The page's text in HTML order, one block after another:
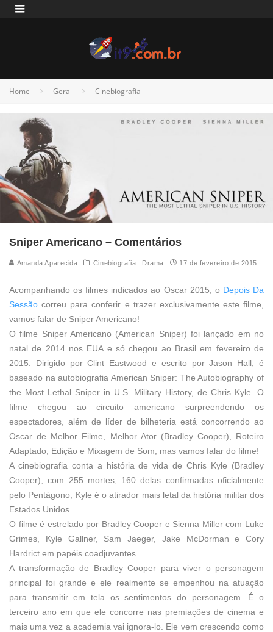
Home Geral Cinebiografia
Sniper Americano – Comentários
Amanda Aparecida Cinebiografia Drama 17 de fevereiro de 2015
Acompanhando os filmes indicados ao Oscar 2015, o Depois Da
Sessão correu para conferir e trazer exclusivamente este filme,
vamos falar de Sniper Americano!
O filme Sniper Americano (American Sniper) foi lançado em no
natal de 2014 nos EUA e só chegou ao Brasil em fevereiro de
2015. Dirigido por Clint Eastwood e escrito por Jason Hall, é
baseado na autobiografia American Sniper: The Autobiography of
the Most Lethal Sniper in U.S. Military History, de Chris Kyle. O
filme chegou ao circuito americano surpreendendo os
espectadores, além de líder de bilheteria está concorrendo ao
Oscar de Melhor Filme, Melhor Ator (Bradley Cooper), Roteiro
Adaptado, Edição e Mixagem de Som, mas vamos falar do filme!
A cinebiografia conta a história de vida de Chris Kyle (Bradley
Cooper), com 255 mortes, 160 delas confirmadas oficialmente
pelo Pentágono, Kyle é o atirador mais letal da história militar dos
Estados Unidos.
O filme é estrelado por Bradley Cooper e Sienna Miller com Luke
Grimes, Kyle Gallner, Sam Jaeger, Jake McDorman e Cory
Hardrict em papéis coadjuvantes.
A transformação de Bradley Cooper para viver o personagem
principal foi grande e ele realmente se empenhou na atuação
para transmitir em tela os sentimentos do personagem. É o
terceiro ano em que ele concorre nas premiações de cinema e
mais uma vez a academia vai ignora-lo. Ele vem crescendo como